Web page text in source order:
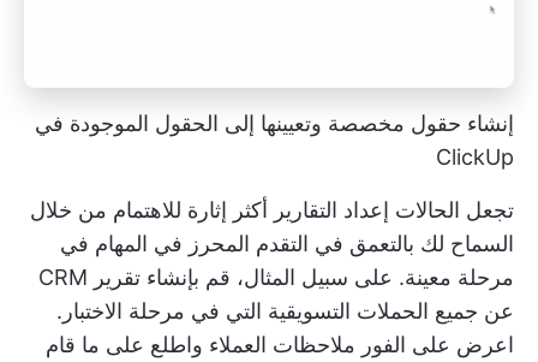
إنشاء حقول مخصصة وتعيينها إلى الحقول الموجودة في
ClickUp
تجعل الحالات إعداد التقارير أكثر إثارة للاهتمام من خلال
السماح لك بالتعمق في التقدم المحرز في المهام في
مرحلة معينة. على سبيل المثال، قم بإنشاء تقرير CRM
عن جميع الحملات التسويقية التي في مرحلة الاختبار.
اعرض على الفور ملاحظات العملاء واطلع على ما قام